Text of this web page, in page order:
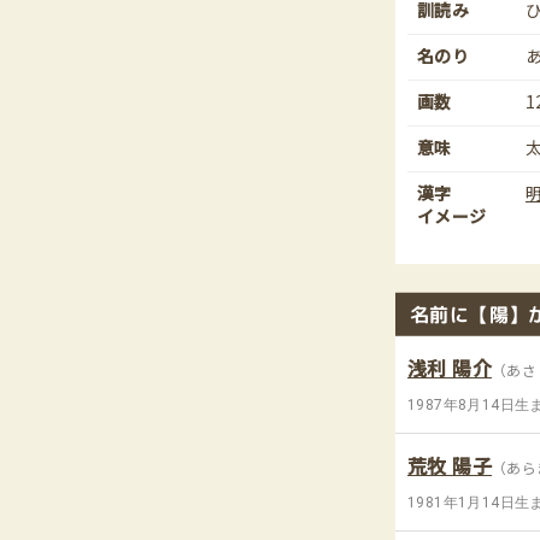
訓読み
名のり
画数
意味
漢字
イメージ
名前に【陽】
浅利 陽介（あ
1987年8月14日生
荒牧 陽子（あ
1981年1月14日生